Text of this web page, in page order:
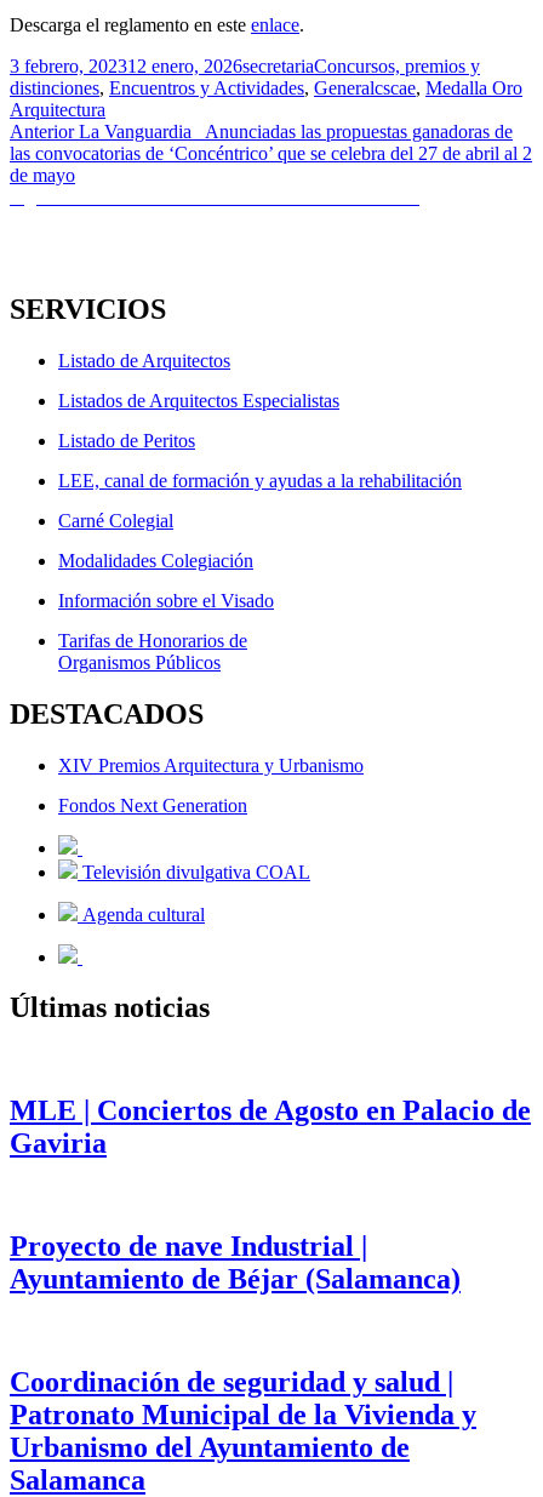
Descarga el reglamento en este enlace.
Publicado
el
3 febrero, 202312 enero, 2026Autor
secretariaCategorías
Concursos, premios y
distinciones, Encuentros y Actividades, GeneralEtiquetas
cscae, Medalla Oro
Arquitectura
Navegación
de
entradas
Anterior Entrada
anterior:
La Vanguardia_ Anunciadas las propuestas ganadoras de
las convocatorias de ‘Concéntrico’ que se celebra del 27 de abril al 2
de mayo
SERVICIOS
Listado de Arquitectos
Listados de Arquitectos Especialistas
Listado de Peritos
LEE, canal de formación y ayudas a la rehabilitación
Carné Colegial
Modalidades Colegiación
Información sobre el Visado
Tarifas de Honorarios de
Organismos Públicos
DESTACADOS
XIV Premios Arquitectura y Urbanismo
Fondos Next Generation
Televisión divulgativa COAL
Agenda cultural
Últimas noticias
MLE | Conciertos de Agosto en Palacio de
Gaviria
Proyecto de nave Industrial |
Ayuntamiento de Béjar (Salamanca)
Coordinación de seguridad y salud |
Patronato Municipal de la Vivienda y
Urbanismo del Ayuntamiento de
Salamanca